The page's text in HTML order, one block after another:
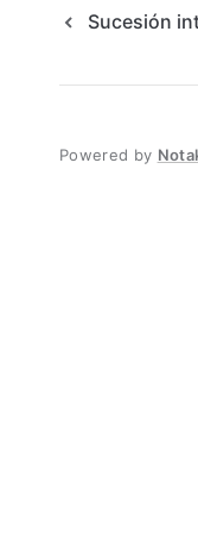
Sucesión
Powered by